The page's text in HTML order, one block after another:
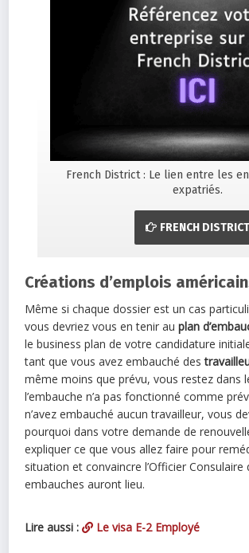
French District : Le lien entre les
expatriés.
FRENCH DISTRICT
Créations d’emplois
Même si chaque dossier est un cas
vous devriez vous en tenir auplan
le business plan de votre candidature
tant que vous avez embauché des
même moins que prévu, vous restez dans
l’embauche n’a pas fonctionné comme
n’avez embauché aucun travailleur, vous
pourquoi dans votre demande de
expliquer ce que vous allez faire pour
situation et convaincre l’Officier Consulaire
embauches auront lieu.
Lire aussi : Le visa E-2 Employé